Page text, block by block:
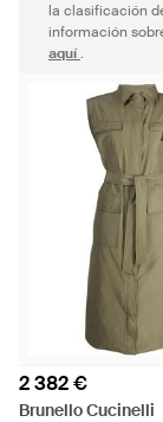
la clasificación
información
aquí.
2 382 €
Brunello Cucinelli